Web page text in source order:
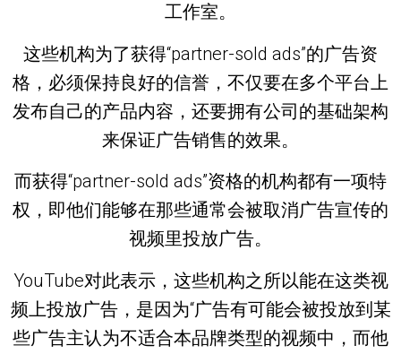
工作室。
这些机构为了获得“partner-sold ads”的广告资
格，必须保持良好的信誉，不仅要在多个平台上
发布自己的产品内容，还要拥有公司的基础架构
来保证广告销售的效果。
而获得“partner-sold ads”资格的机构都有一项特
权，即他们能够在那些通常会被取消广告宣传的
视频里投放广告。
YouTube对此表示，这些机构之所以能在这类视
频上投放广告，是因为“广告有可能会被投放到某
些广告主认为不适合本品牌类型的视频中，而他